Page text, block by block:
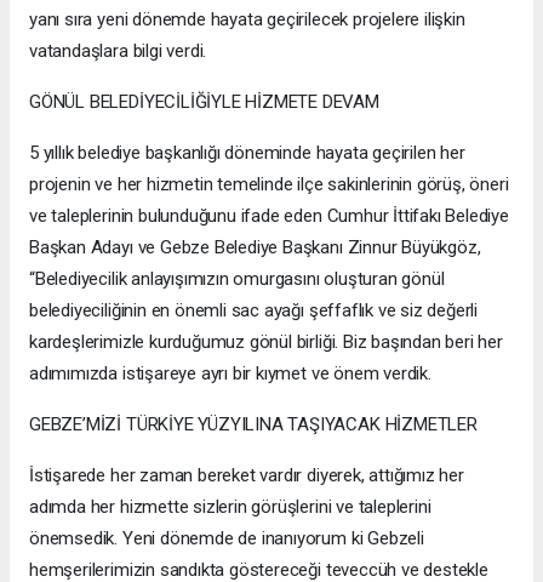
yanı sıra yeni dönemde hayata geçirilecek projelere ilişkin
vatandaşlara bilgi verdi.
GÖNÜL BELEDİYECİLİĞİYLE HİZMETE DEVAM
5 yıllık belediye başkanlığı döneminde hayata geçirilen her
projenin ve her hizmetin temelinde ilçe sakinlerinin görüş, öneri
ve taleplerinin bulunduğunu ifade eden Cumhur İttifakı Belediye
Başkan Adayı ve Gebze Belediye Başkanı Zinnur Büyükgöz,
“Belediyecilik anlayışımızın omurgasını oluşturan gönül
belediyeciliğinin en önemli sac ayağı şeffaflık ve siz değerli
kardeşlerimizle kurduğumuz gönül birliği. Biz başından beri her
adımımızda istişareye ayrı bir kıymet ve önem verdik.
GEBZE’MİZİ TÜRKİYE YÜZYILINA TAŞIYACAK HİZMETLER
İstişarede her zaman bereket vardır diyerek, attığımız her
adımda her hizmette sizlerin görüşlerini ve taleplerini
önemsedik. Yeni dönemde de inanıyorum ki Gebzeli
hemşerilerimizin sandıkta göstereceği teveccüh ve destekle